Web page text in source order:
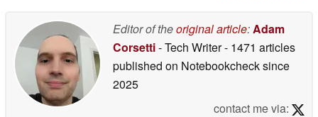
Editor of theoriginal article:Adam
Corsetti- Tech Writer- 1471 articles
published on Notebookchecksince
2025
contact me via: